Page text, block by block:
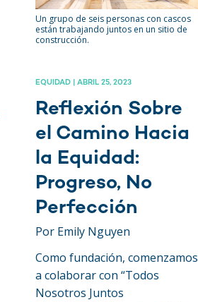
Un grupo de seis personas con cascos
están trabajando juntos en un sitio de
construcción.
EQUIDAD | ABRIL 25, 2023
Reflexión Sobre
el Camino Hacia
la Equidad:
Progreso, No
Perfección
Por Emily Nguyen
Como fundación, comenzamos
a colaborar con “Todos
Nosotros Juntos